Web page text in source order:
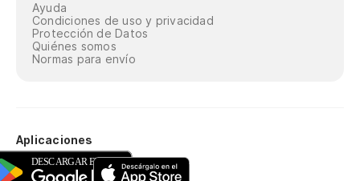
Ayuda
Condiciones de uso y privacidad
Protección de Datos
Quiénes somos
Normas para envío
Aplicaciones